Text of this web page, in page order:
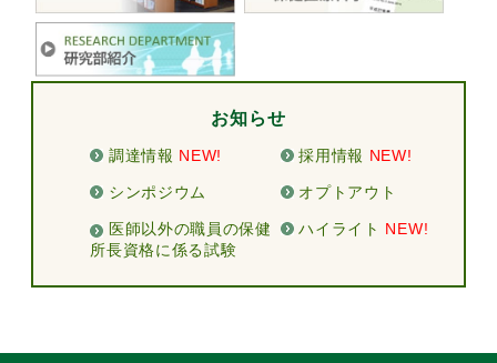
お知らせ
調達情報 NEW! 採用情報 NEW!
シンポジウム オプトアウト
医師以外の職員の保健
所長資格に係る試験
ハイライト NEW!